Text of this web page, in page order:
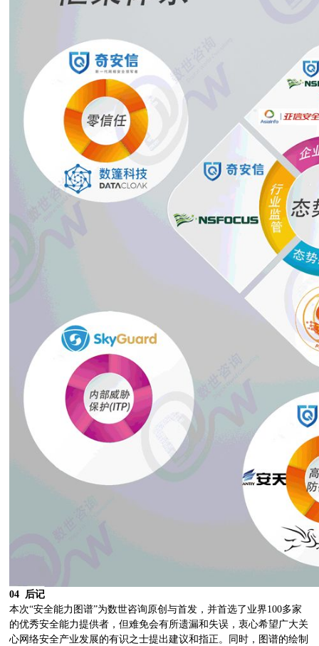
04 后记
本次“安全能力图谱”为数世咨询原创与首发，并首选了业界100多家
的优秀安全能力提供者，但难免会有所遗漏和失误，衷心希望广大关
心网络安全产业发展的有识之士提出建议和指正。同时，图谱的绘制